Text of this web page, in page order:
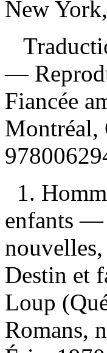
New
—
Fiancée
1.
enfants —
Destin et
Loup
Romans,